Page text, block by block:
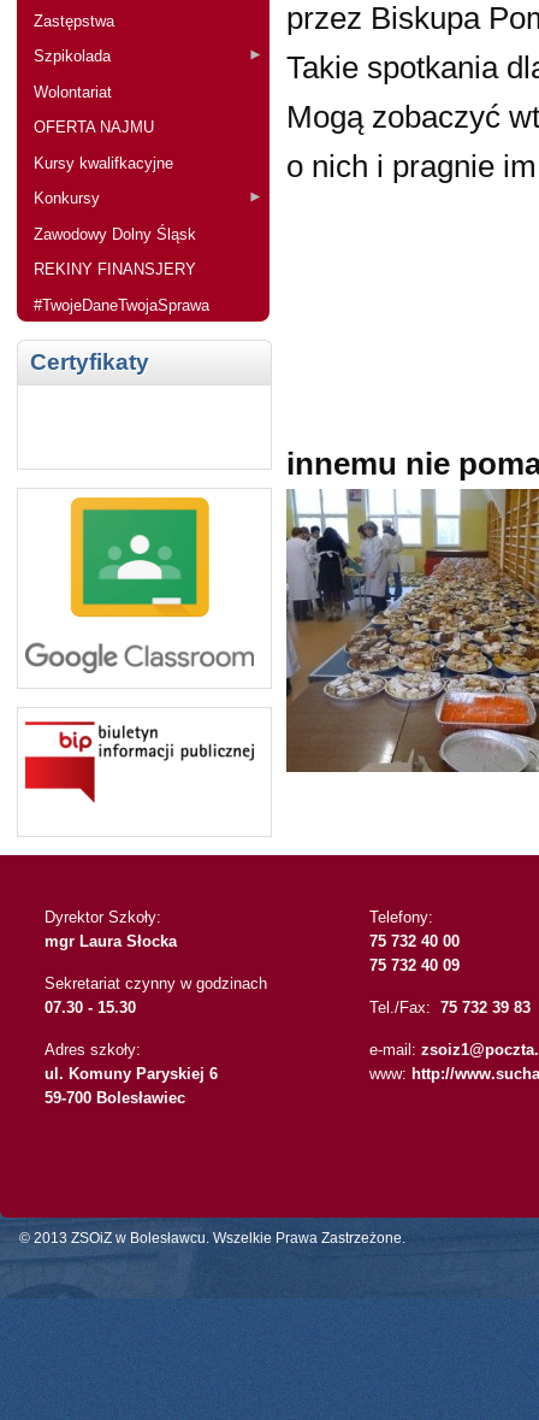
Zastępstwa
Szpikolada
Wolontariat
OFERTA NAJMU
Kursy kwalifkacyjne
Konkursy
Zawodowy Dolny Śląsk
REKINY FINANSJERY
#TwojeDaneTwojaSprawa
Certyfikaty
przez Biskupa
Takie spotkania
Mogą zobaczyć
o nich i pragnie
innemu nie
Dyrektor Szkoły:
mgr Laura Słocka
Sekretariat czynny w godzinach
07.30 - 15.30
Adres szkoły:
ul. Komuny Paryskiej 6
59-700 Bolesławiec
Telefony:
75 732 40 00
75 732 40 09
Tel./Fax: 75 732 39 83
e-mail:
www: http://
© 2013 ZSOiZ w Bolesławcu. Wszelkie Prawa Zastrzeżone.